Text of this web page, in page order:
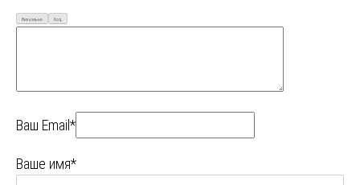
Визуально Код
Ваш Email*
Ваше имя*